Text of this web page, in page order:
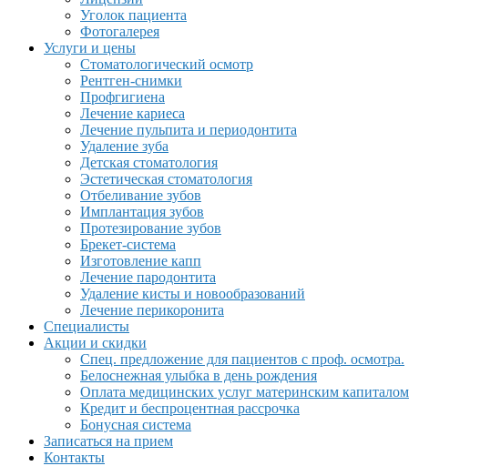
Уголок пациента
Фотогалерея
Услуги и цены
Стоматологический осмотр
Рентген-снимки
Профгигиена
Лечение кариеса
Лечение пульпита и периодонтита
Удаление зуба
Детская стоматология
Эстетическая стоматология
Отбеливание зубов
Имплантация зубов
Протезирование зубов
Брекет-система
Изготовление капп
Лечение пародонтита
Удаление кисты и новообразований
Лечение перикоронита
Специалисты
Акции и скидки
Спец. предложение для пациентов с проф. осмотра.
Белоснежная улыбка в день рождения
Оплата медицинских услуг материнским капиталом
Кредит и беспроцентная рассрочка
Бонусная система
Записаться на прием
Контакты